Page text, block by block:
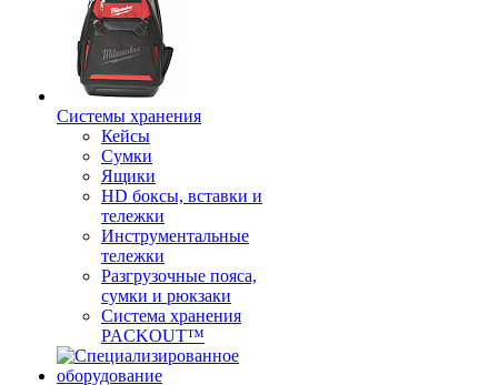
Системы хранения
Кейсы
Сумки
Ящики
HD боксы, вставки и
тележки
Инструментальные
тележки
Разгрузочные пояса,
сумки и рюкзаки
Система хранения
PACKOUT™